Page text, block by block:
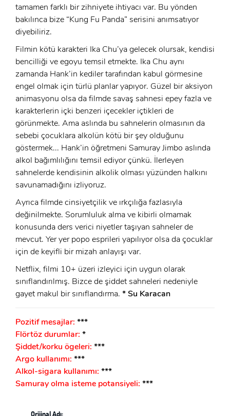
E-Posta:
Şifre:
Beni Hatırla Şifremi Unuttum ?
GIRIŞ
Şifre:
ÜYE OL
GIRIŞ
tamamen farklı bir zihniyete ihtiyacı var. Bu yönden
bakılınca bize “Kung Fu Panda” serisini anımsatıyor
diyebiliriz.
Filmin kötü karakteri Ika Chu’ya gelecek olursak, kendisi
bencilliği ve egoyu temsil etmekte. Ika Chu aynı
zamanda Hank’in kediler tarafından kabul görmesine
engel olmak için türlü planlar yapıyor. Güzel bir aksiyon
animasyonu olsa da filmde savaş sahnesi epey fazla ve
karakterlerin içki benzeri içecekler içtikleri de
görünmekte. Ama aslında bu sahnelerin olmasının da
sebebi çocuklara alkolün kötü bir şey olduğunu
göstermek... Hank’in öğretmeni Samuray Jimbo aslında
alkol bağımlılığını temsil ediyor çünkü. İlerleyen
sahnelerde kendisinin alkolik olması yüzünden halkını
savunamadığını izliyoruz.
Ayrıca filmde cinsiyetçilik ve ırkçılığa fazlasıyla
değinilmekte. Sorumluluk alma ve kibirli olmamak
konusunda ders verici niyetler taşıyan sahneler de
mevcut. Yer yer popo esprileri yapılıyor olsa da çocuklar
için de keyifli bir mizah anlayışı var.
Netflix, filmi 10+ üzeri izleyici için uygun olarak
sınıflandırılmış. Bizce de şiddet sahneleri nedeniyle
gayet makul bir sınıflandırma. * Su Karacan
Pozitif mesajlar: ***
Flörtöz durumlar: *
Şiddet/korku ögeleri: ***
Argo kullanımı: ***
Alkol-sigara kullanımı: ***
Samuray olma isteme potansiyeli: ***
Orijinal Adı: